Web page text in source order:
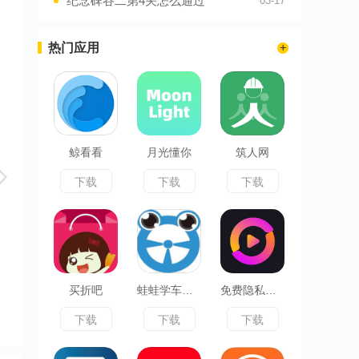
热门应用
鲸看看
下载
月光懂你
下载
筑人网
下载
买折吧
下载 下载 下载